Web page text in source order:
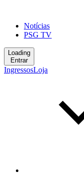
Notícias
PSG TV
Loading
Entrar
IngressosLoja